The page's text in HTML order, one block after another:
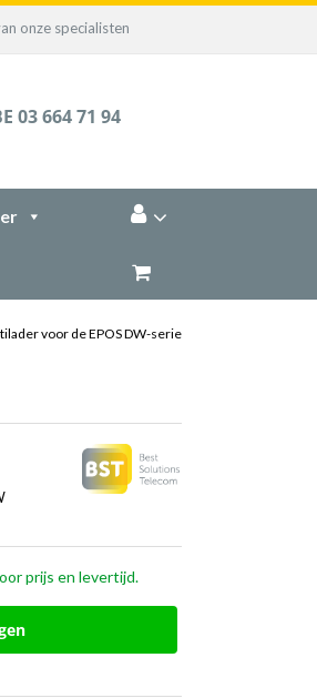
onze specialisten
03 664 71 94
voor de EPOS DW-serie
prijs en levertijd.